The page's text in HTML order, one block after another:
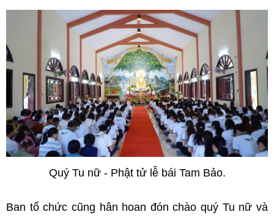
Quý Tu nữ - Phật tử lễ bái Tam Bảo.
Ban tổ chức cũng hân hoan đón chào quý Tu nữ và